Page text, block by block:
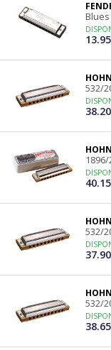
532/
532/
532/